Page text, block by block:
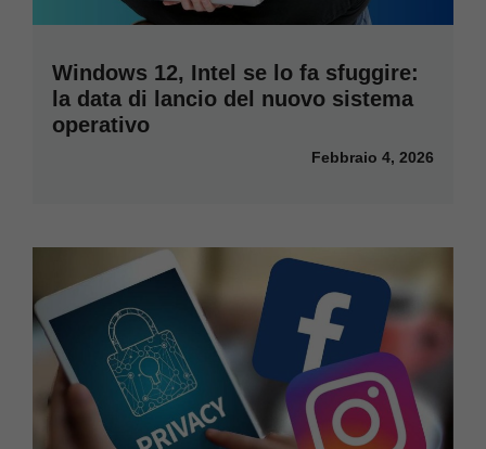
Windows 12, Intel se lo fa sfuggire:
la data di lancio del nuovo sistema
operativo
Febbraio 4, 2026